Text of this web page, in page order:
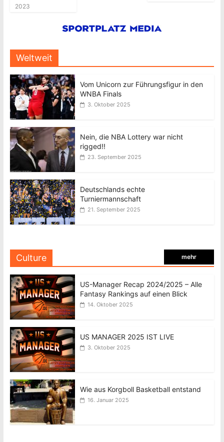
2023
Weltweit
Vom Unicorn zur Führungsfigur in den
WNBA Finals
3. Oktober 2025
Nein, die NBA Lottery war nicht
rigged!!
23. September 2025
Deutschlands echte
Turniermannschaft
21. September 2025
Culture mehr
US-Manager Recap 2024/2025 – Alle
Fantasy Rankings auf einen Blick
14. Oktober 2025
US MANAGER 2025 IST LIVE
3. Oktober 2025
Wie aus Korgboll Basketball entstand
16. Januar 2025